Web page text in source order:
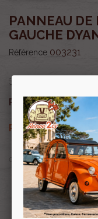
PANNEAU DE
GAUCHE
Référence 003231
32,00 €
Prix public :
Prix clubRenov 2cv:
OU PAYER EN
avec